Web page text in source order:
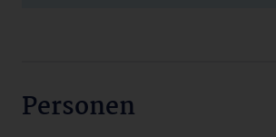
Personen